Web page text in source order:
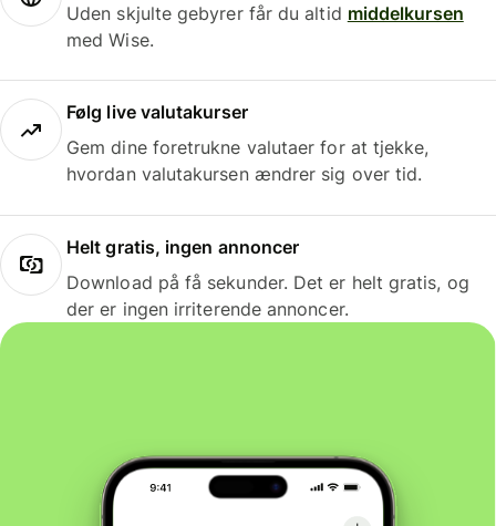
Uden skjulte gebyrer får du altid middelkursen
med Wise.
Følg live valutakurser
Gem dine foretrukne valutaer for at tjekke,
hvordan valutakursen ændrer sig over tid.
Helt gratis, ingen annoncer
Download på få sekunder. Det er helt gratis, og
der er ingen irriterende annoncer.